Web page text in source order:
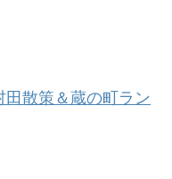
田散策＆蔵の町ラン